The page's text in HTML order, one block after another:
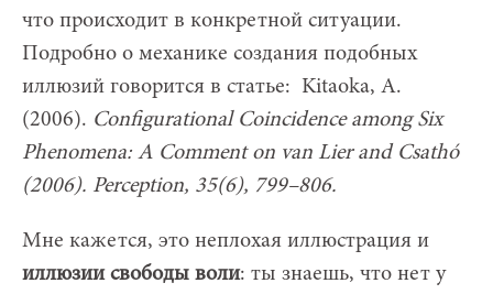
что происходит в конкретной ситуации.
Подробно о механике создания подобных
иллюзий говорится в статье: Kitaoka, A.
(2006). Configurational Coincidence among Six
Phenomena: A Comment on van Lier and Csathó
(2006). Perception, 35(6), 799–806.
Мне кажется, это неплохая иллюстрация и
иллюзии свободы воли: ты знаешь, что нет у